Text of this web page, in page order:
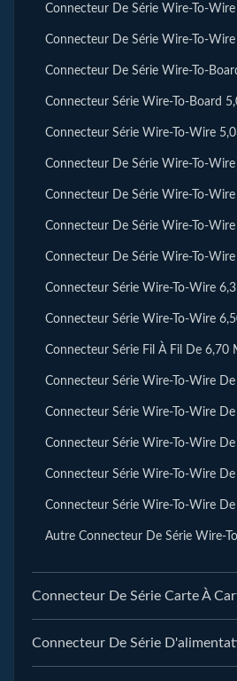
Connecteur De Série Wire-To-
Connecteur De Série Wire-To-
Connecteur De Série Wire-To-
Connecteur Série Wire-To-Board
Connecteur Série Wire-To-Wire
Connecteur De Série Wire-To-
Connecteur De Série Wire-To-
Connecteur De Série Wire-To-
Connecteur De Série Wire-To-
Connecteur Série Wire-To-Wire
Connecteur Série Wire-To-Wire
Connecteur Série Fil À Fil De 6,70
Connecteur Série Wire-To-Wire
Connecteur Série Wire-To-Wire
Connecteur Série Wire-To-Wire
Connecteur Série Wire-To-Wire
Connecteur Série Wire-To-Wire
Autre Connecteur De Série Wire-
Connecteur De Série Carte À
Connecteur De Série